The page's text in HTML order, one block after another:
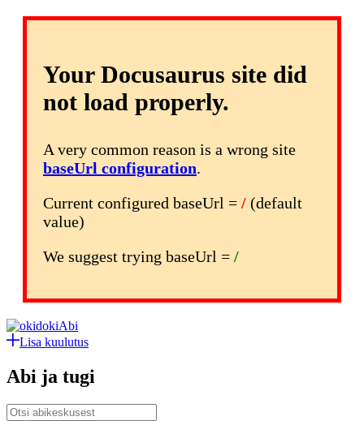
Your Docusaurus site did
not load properly.
A very common reason is a wrong site
baseUrl configuration.
Current configured baseUrl = / (default
value)
We suggest trying baseUrl = /
Abi
Lisa kuulutus
Abi ja tugi